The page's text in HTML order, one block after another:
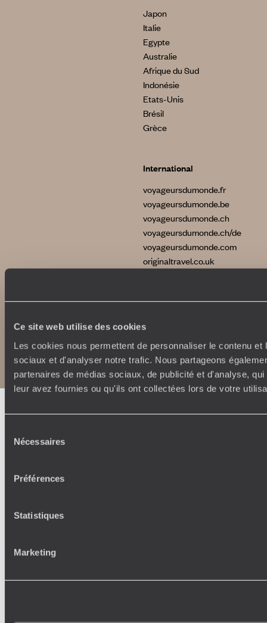
Ce site web utilise des cookies
Les cookies nous permettent de personnaliser le contenu
sociaux et d'analyser notre trafic. Nous partageons
partenaires de médias sociaux, de publicité et d'analyse,
leur avez fournies ou qu'ils ont collectées lors de votre
Nécessaires
Préférences
Statistiques
Marketing
Japon
Italie
Egypte
Australie
Afrique du Sud
Indonésie
Etats-Unis
Brésil
Grèce
International
voyageursdumonde.fr
voyageursdumonde.be
voyageursdumonde.ch
voyageursdumonde.ch/de
voyageursdumonde.com
originaltravel.co.uk
Plan du site
Politique de confidentialité et de Cookies
Notice légale et CGU